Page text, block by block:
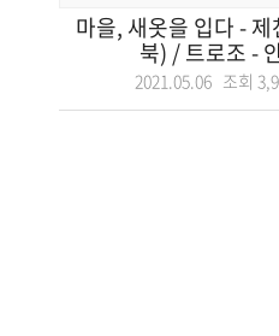
마을, 새옷을 입다 -
북) / 트로조 -
2021.05.06 조회